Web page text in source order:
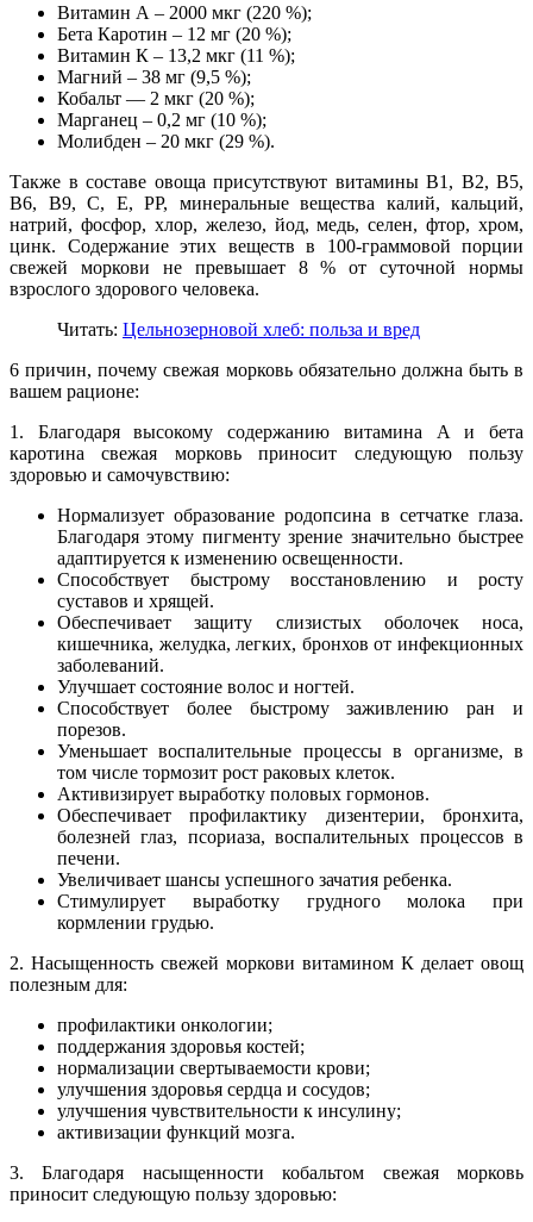
Витамин А – 2000 мкг (220 %);
Бета Каротин – 12 мг (20 %);
Витамин К – 13,2 мкг (11 %);
Магний – 38 мг (9,5 %);
Кобальт — 2 мкг (20 %);
Марганец – 0,2 мг (10 %);
Молибден – 20 мкг (29 %).
Также в составе овоща присутствуют витамины В1, В2, В5,
В6, В9, С, Е, РР, минеральные вещества калий, кальций,
натрий, фосфор, хлор, железо, йод, медь, селен, фтор, хром,
цинк. Содержание этих веществ в 100-граммовой порции
свежей моркови не превышает 8 % от суточной нормы
взрослого здорового человека.
Читать: Цельнозерновой хлеб: польза и вред
6 причин, почему свежая морковь обязательно должна быть в
вашем рационе:
1. Благодаря высокому содержанию витамина А и бета
каротина свежая морковь приносит следующую пользу
здоровью и самочувствию:
Нормализует образование родопсина в сетчатке глаза.
Благодаря этому пигменту зрение значительно быстрее
адаптируется к изменению освещенности.
Способствует быстрому восстановлению и росту
суставов и хрящей.
Обеспечивает защиту слизистых оболочек носа,
кишечника, желудка, легких, бронхов от инфекционных
заболеваний.
Улучшает состояние волос и ногтей.
Способствует более быстрому заживлению ран и
порезов.
Уменьшает воспалительные процессы в организме, в
том числе тормозит рост раковых клеток.
Активизирует выработку половых гормонов.
Обеспечивает профилактику дизентерии, бронхита,
болезней глаз, псориаза, воспалительных процессов в
печени.
Увеличивает шансы успешного зачатия ребенка.
Стимулирует выработку грудного молока при
кормлении грудью.
2. Насыщенность свежей моркови витамином К делает овощ
полезным для:
профилактики онкологии;
поддержания здоровья костей;
нормализации свертываемости крови;
улучшения здоровья сердца и сосудов;
улучшения чувствительности к инсулину;
активизации функций мозга.
3. Благодаря насыщенности кобальтом свежая морковь
приносит следующую пользу здоровью: